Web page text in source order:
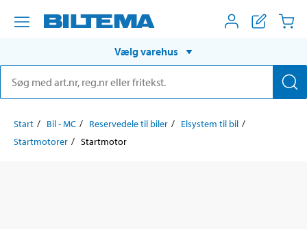
Vælg varehus
Start Bil - MC Reservedele til biler
Elsystem til bil
Startmotorer
Startmotor